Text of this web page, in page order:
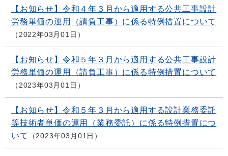
【お知らせ】令和４年３月から適用する公共工事設計
労務単価の運用（請負工事）に係る特例措置について
2022年03月01日
【お知らせ】令和５年３月から適用する公共工事設計
労務単価の運用（請負工事）に係る特例措置について
2023年03月01日
【お知らせ】令和５年３月から適用する設計業務委託
等技術者単価の運用（業務委託）に係る特例措置につ
いて
2023年03月01日